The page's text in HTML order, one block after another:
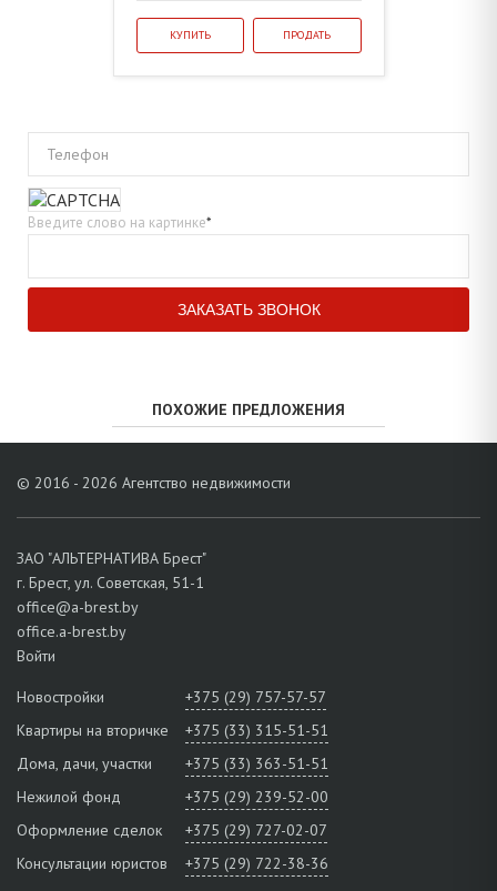
КУПИТЬ ПРОДАТЬ
Телефон
Введите слово на картинке*
ПОХОЖИЕ ПРЕДЛОЖЕНИЯ
© 2016 - 2026 Агентство недвижимости
ЗАО "АЛЬТЕРНАТИВА Брест"
г. Брест, ул. Советская, 51-1
office@a-brest.by
office.a-brest.by
Войти
Новостройки
+375 (29) 757-57-57
Квартиры на вторичке
+375 (33) 315-51-51
Дома, дачи, участки
+375 (33) 363-51-51
Нежилой фонд
+375 (29) 239-52-00
Оформление сделок
+375 (29) 727-02-07
Консультации юристов
+375 (29) 722-38-36